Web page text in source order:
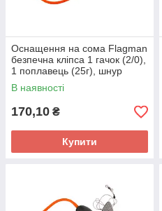
Оснащення на сома Flagman
безпечна кліпса 1 гачок (2/0),
1 поплавець (25г), шнур
0,8мм, 100см
В наявності
170,10 ₴
Купити